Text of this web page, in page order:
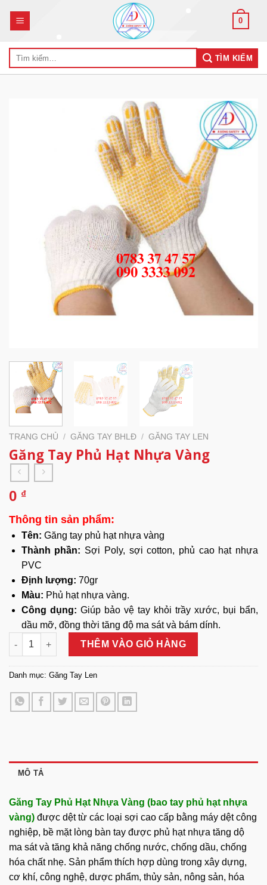
0
TÌM KIẾM
TRANG CHỦ / GĂNG TAY BHLĐ / GĂNG TAY LEN
Găng Tay Phủ Hạt Nhựa Vàng
0 ₫
Thông tin sản phẩm:
Tên: Găng tay phủ hạt nhựa vàng
Thành phần: Sợi Poly, sợi cotton, phủ cao hạt nhựa
PVC
Định lượng: 70gr
Màu: Phủ hạt nhựa vàng.
Công dụng: Giúp bảo vệ tay khỏi trầy xước, bụi bẩn,
dầu mỡ, đồng thời tăng độ ma sát và bám dính.
Găng Tay Phủ Hạt Nhựa Vàng số lượng
THÊM VÀO GIỎ HÀNG
Danh mục: Găng Tay Len
MÔ TẢ
Găng Tay Phủ Hạt Nhựa Vàng (bao tay phủ hạt nhựa
vàng) được dệt từ các loại sợi cao cấp bằng máy dệt công
nghiệp, bề mặt lòng bàn tay được phủ hạt nhựa tăng dộ
ma sát và tăng khả năng chống nước, chống dầu, chống
hóa chất nhẹ. Sản phẩm thích hợp dùng trong xây dựng,
cơ khí, công nghệ, dược phẩm, thủy sản, nông sản, hóa